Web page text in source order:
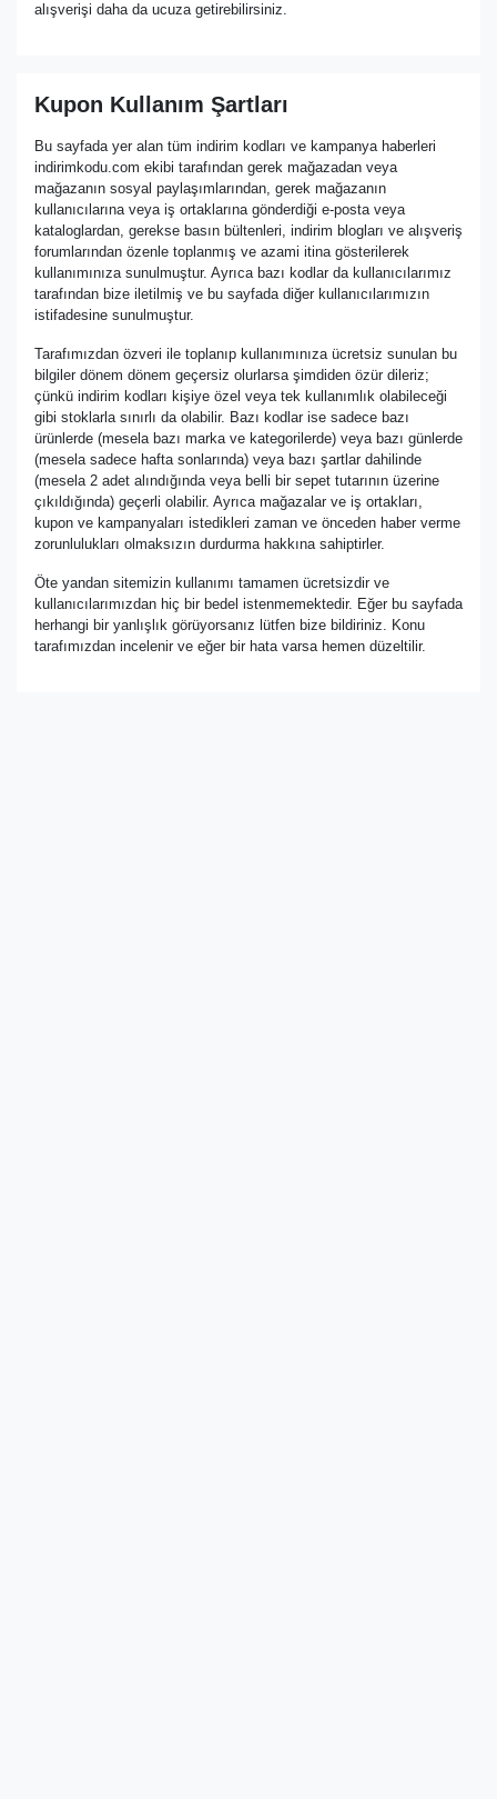
alışverişi daha da ucuza getirebilirsiniz.
Kupon Kullanım Şartları
Bu sayfada yer alan tüm indirim kodları ve kampanya haberleri
indirimkodu.com ekibi tarafından gerek mağazadan veya
mağazanın sosyal paylaşımlarından, gerek mağazanın
kullanıcılarına veya iş ortaklarına gönderdiği e-posta veya
kataloglardan, gerekse basın bültenleri, indirim blogları ve alışveriş
forumlarından özenle toplanmış ve azami itina gösterilerek
kullanımınıza sunulmuştur. Ayrıca bazı kodlar da kullanıcılarımız
tarafından bize iletilmiş ve bu sayfada diğer kullanıcılarımızın
istifadesine sunulmuştur.
Tarafımızdan özveri ile toplanıp kullanımınıza ücretsiz sunulan bu
bilgiler dönem dönem geçersiz olurlarsa şimdiden özür dileriz;
çünkü indirim kodları kişiye özel veya tek kullanımlık olabileceği
gibi stoklarla sınırlı da olabilir. Bazı kodlar ise sadece bazı
ürünlerde (mesela bazı marka ve kategorilerde) veya bazı günlerde
(mesela sadece hafta sonlarında) veya bazı şartlar dahilinde
(mesela 2 adet alındığında veya belli bir sepet tutarının üzerine
çıkıldığında) geçerli olabilir. Ayrıca mağazalar ve iş ortakları,
kupon ve kampanyaları istedikleri zaman ve önceden haber verme
zorunlulukları olmaksızın durdurma hakkına sahiptirler.
Öte yandan sitemizin kullanımı tamamen ücretsizdir ve
kullanıcılarımızdan hiç bir bedel istenmemektedir. Eğer bu sayfada
herhangi bir yanlışlık görüyorsanız lütfen bize bildiriniz. Konu
tarafımızdan incelenir ve eğer bir hata varsa hemen düzeltilir.